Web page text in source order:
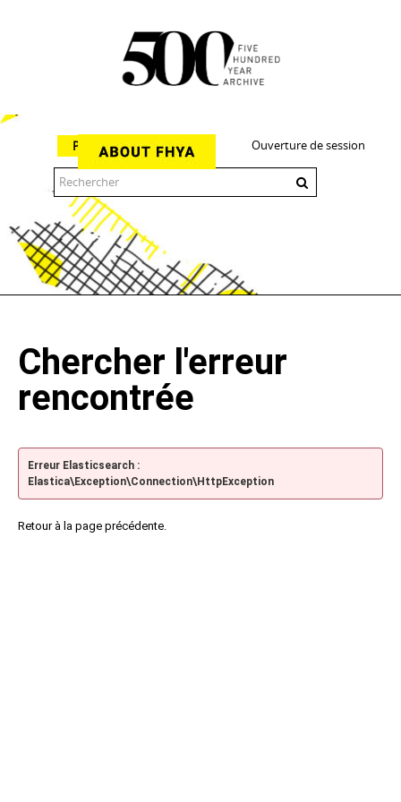
Ouverture de session
Parcourir
Chercher l'erreur
rencontrée
Erreur Elasticsearch :
Elastica\Exception\Connection\HttpException
Retour à la page précédente.